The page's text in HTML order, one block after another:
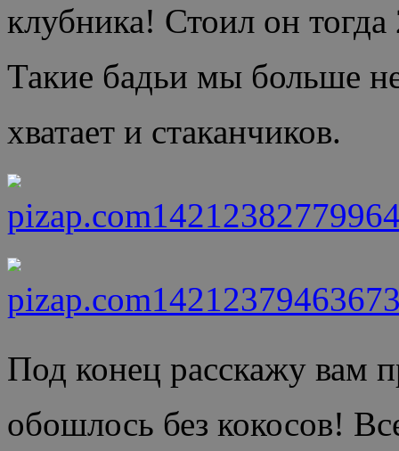
клубника! Стоил он тогда
Такие бадьи мы больше
хватает и стаканчиков.
Под конец расскажу вам
обошлось без кокосов!